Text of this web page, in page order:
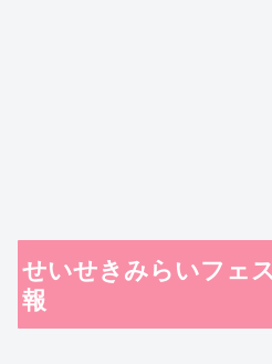
せいせきみらいフェ
報